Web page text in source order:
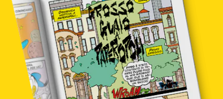
Cerca
abbonati